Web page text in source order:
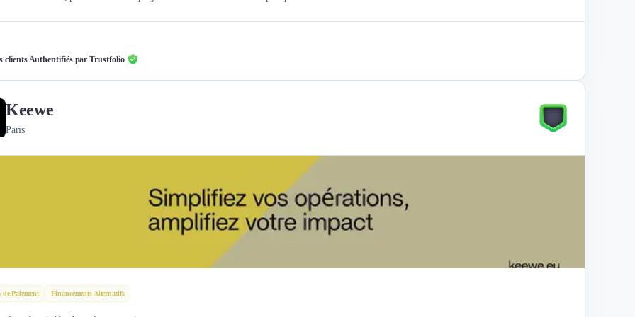
clients Authentifiés par Trustfolio
Keewe
Paris
Paiement Financements Alternatifs